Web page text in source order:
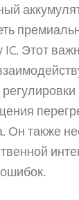
IC. Этот
Он также